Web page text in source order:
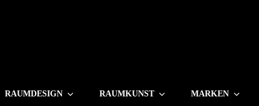
RAUMDESIGN RAUMKUNST MARKEN